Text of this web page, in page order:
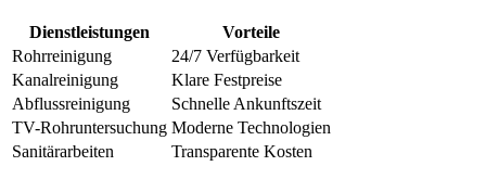
Dienstleistungen
Vorteile
Rohrreinigung
24/7 Verfügbarkeit
Kanalreinigung
Klare Festpreise
Abflussreinigung
Schnelle Ankunftszeit
TV-Rohruntersuchung Moderne Technologien
Sanitärarbeiten
Transparente Kosten